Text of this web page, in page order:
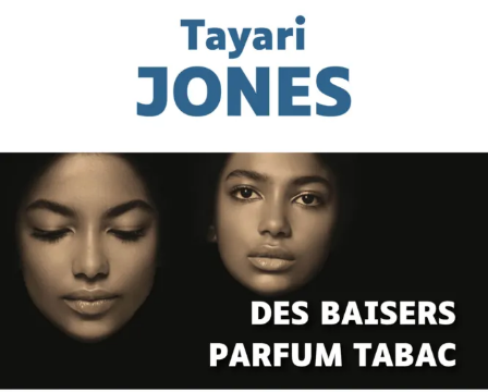
Offre découverte Tayari Jones